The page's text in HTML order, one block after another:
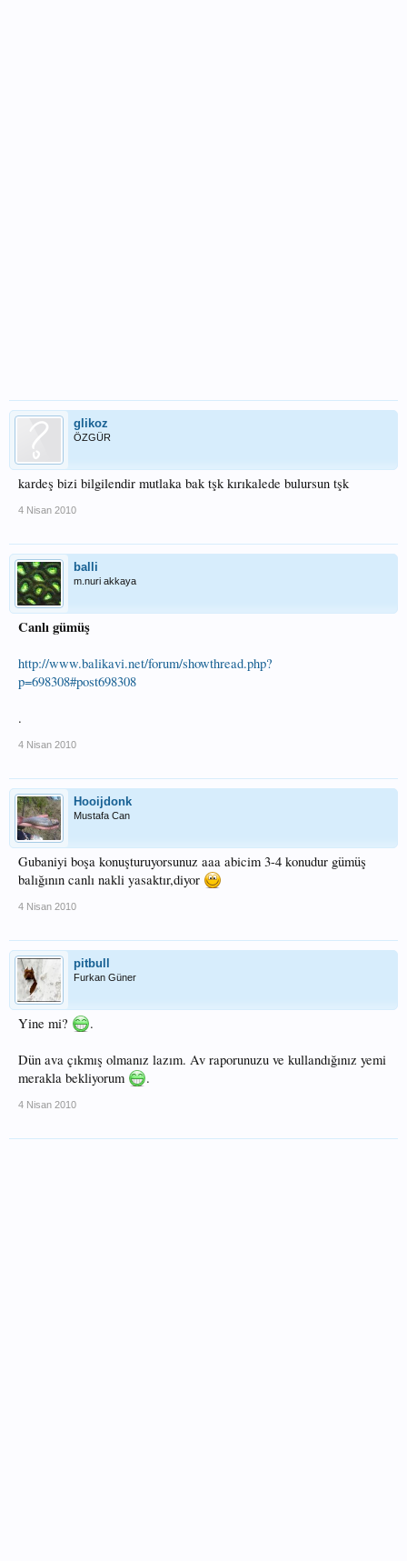
glikoz
ÖZGÜR
kardeş bizi bilgilendir mutlaka bak tşk kırıkalede bulursun tşk
4 Nisan 2010
balli
m.nuri akkaya
Canlı gümüş
http://www.balikavi.net/forum/showthread.php?
p=698308#post698308
.
4 Nisan 2010
Hooijdonk
Mustafa Can
Gubaniyi boşa konuşturuyorsunuz aaa abicim 3-4 konudur gümüş
balığının canlı nakli yasaktır,diyor
4 Nisan 2010
pitbull
Furkan Güner
Yine mi? .
Dün ava çıkmış olmanız lazım. Av raporunuzu ve kullandığınız yemi
merakla bekliyorum
.
4 Nisan 2010